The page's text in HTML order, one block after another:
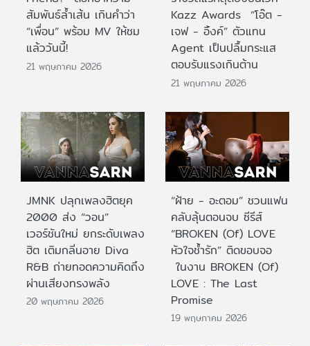
สัมพันธ์ล้ำเส้น เกินคำว่า
“เพื่อน” พร้อม MV ให้ชม
แล้ววันนี้!
21 พฤษภาคม 2026
Kazz Awards “โอ๊ต -
เจฟ - อิ้งค์” ตัวแทน
Agent เป็นปลื้มกระแส
ตอบรับแรงเกินต้าน
21 พฤษภาคม 2026
JMNK ปลุกเพลงฮิตยุค
2000 ส่ง “วอน”
เวอร์ชันใหม่ ยกระดับเพลง
ฮิต เติมกลิ่นอาย Diva
R&B ถ่ายทอดความคิดถึง
ผ่านเสียงทรงพลัง
20 พฤษภาคม 2026
“ฝ้าย - อะตอม” ชวนแฟน
คลับลุ้นตอนจบ ซีรีส์
“BROKEN (Of) LOVE
หัวใจช้ำรัก” ติดขอบจอ
ในงาน BROKEN (Of)
LOVE : The Last
Promise
19 พฤษภาคม 2026